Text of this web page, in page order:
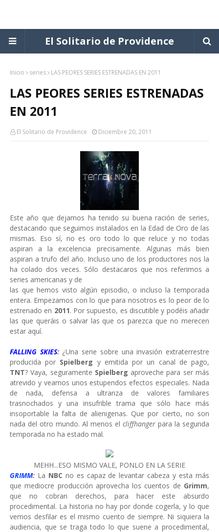
El Solitario de Providence
Inicio series LAS PEORES SERIES ESTRENADAS EN 2011
LAS PEORES SERIES ESTRENADAS
EN 2011
El Solitario de Providence Diciembre 20, 2011
Este año que dejamos ha tenido su buena ración de series,
destacando que seguimos instalados en la Edad de Oro de las
mismas. Eso sí, no es oro todo lo que reluce y no todas
aspiran a la excelencia precisamente. Algunas más bien
aspiran a trufo del año. Incluso uno de los productores nos la
ha colado dos veces. Sólo destacaros que nos referimos a
series americanas y de
las que hemos visto algún episodio, o incluso la temporada
entera. Empezamos con lo que para nosotros es lo peor de lo
estrenado en 2011. Por supuesto, es discutible y podéis añadir
las que queráis o salvar las que os parezca que no merecen
estar aquí.
FALLING SKIES:¿Una serie sobre una invasión extraterrestre
producida por Spielberg y emitida por un canal de pago,
TNT? Vaya, seguramente Spielberg aproveche para ser más
atrevido y veamos unos estupendos efectos especiales. Nada
de nada, defensa a ultranza de valores familiares
trasnochados y una insufrible trama que sólo hace más
insoportable la falta de alienigenas. Que por cierto, no son
nada del otro mundo. Al menos el cliffhanger para la segunda
temporada no ha estado mal.
MEHH...ESO MISMO VALE, PONLO EN LA SERIE
GRIMM: La NBC no es capaz de levantar cabeza y esta más
que mediocre producción aprovecha los cuentos de Grimm,
que no cobran derechos, para hacer este absurdo
procedimental. La historia no hay por donde cogerla, y lo que
vemos desfilar es el mismo cuento de siempre. Ni siquiera la
audiencia, que se traga todo lo que suene a procedimental,